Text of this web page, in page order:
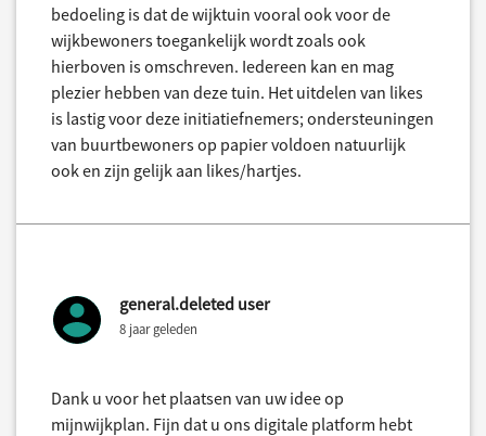
bedoeling is dat de wijktuin vooral ook voor de
wijkbewoners toegankelijk wordt zoals ook
hierboven is omschreven. Iedereen kan en mag
plezier hebben van deze tuin. Het uitdelen van likes
is lastig voor deze initiatiefnemers; ondersteuningen
van buurtbewoners op papier voldoen natuurlijk
ook en zijn gelijk aan likes/hartjes.
general.deleted user
8 jaar geleden
Dank u voor het plaatsen van uw idee op
mijnwijkplan. Fijn dat u ons digitale platform hebt